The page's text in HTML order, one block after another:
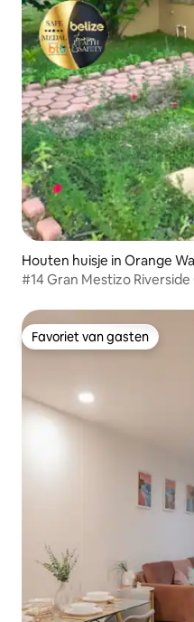
Houten huisje in Orange
#14 Gran Mestizo
Favoriet van gasten
Favoriet van gasten